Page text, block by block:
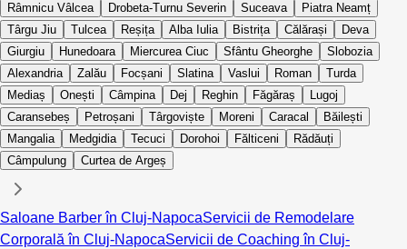
Râmnicu Vâlcea
Drobeta-Turnu Severin Suceava
Piatra Neamț
Târgu Jiu
Tulcea Reșița Alba Iulia Bistrița Călărași
Deva
Giurgiu
Hunedoara Miercurea Ciuc Sfântu Gheorghe
Slobozia
Alexandria
Zalău Focșani Slatina Vaslui Roman
Turda
Mediaș
Onești Câmpina Dej Reghin Făgăraș
Lugoj
Caransebeș
Petroșani Târgoviște Moreni Caracal
Băilești
Mangalia
Medgidia Tecuci Dorohoi Fălticeni
Rădăuți
Câmpulung
Curtea de Argeș
Saloane Barber în Cluj-NapocaServicii de Remodelare
Corporală în Cluj-NapocaServicii de Coaching în Cluj-